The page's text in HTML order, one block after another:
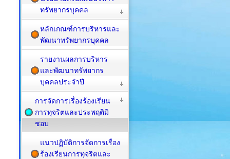
ทรัพยากรบุคคล
หลักเกณฑ์การบริหารและ
พัฒนาทรัพยากรบุคคล
รายงานผลการบริหาร
และพัฒนาทรัพยากร
บุคคลประจำปี
การจัดการเรื่องร้องเรียน
การทุจริตและประพฤติมิ
ชอบ
แนวปฏิบัติการจัดการเรื่อง
ร้องเรียนการทุจริตและ